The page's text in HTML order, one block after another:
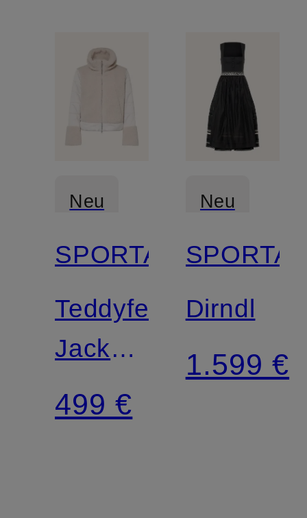
Neu
SPORTALM
Teddyfell-
Jacke
LAZUARE
im
499 €
Neu
Dirndl
1.599 €